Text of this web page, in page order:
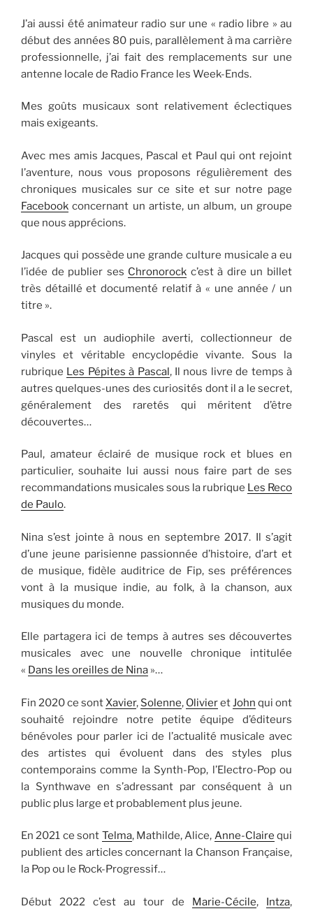
J’ai aussi été animateur radio sur une « radio libre » au
début des années 80 puis, parallèlement à ma carrière
professionnelle, j’ai fait des remplacements sur une
antenne locale de Radio France les Week-Ends.
Mes goûts musicaux sont relativement éclectiques
mais exigeants.
Avec mes amis Jacques, Pascal et Paul qui ont rejoint
l’aventure, nous vous proposons régulièrement des
chroniques musicales sur ce site et sur notre page
Facebook concernant un artiste, un album, un groupe
que nous apprécions.
Jacques qui possède une grande culture musicale a eu
l’idée de publier ses Chronorock c’est à dire un billet
très détaillé et documenté relatif à « une année / un
titre ».
Pascal est un audiophile averti, collectionneur de
vinyles et véritable encyclopédie vivante. Sous la
rubrique Les Pépites à Pascal, Il nous livre de temps à
autres quelques-unes des curiosités dont il a le secret,
généralement des raretés qui méritent d’être
découvertes…
Paul, amateur éclairé de musique rock et blues en
particulier, souhaite lui aussi nous faire part de ses
recommandations musicales sous la rubrique Les Reco
de Paulo.
Nina s’est jointe à nous en septembre 2017. Il s’agit
d’une jeune parisienne passionnée d’histoire, d’art et
de musique, fidèle auditrice de Fip, ses préférences
vont à la musique indie, au folk, à la chanson, aux
musiques du monde.
Elle partagera ici de temps à autres ses découvertes
musicales avec une nouvelle chronique intitulée
« Dans les oreilles de Nina »…
Fin 2020 ce sontXavier, Solenne, OlivieretJohn qui ont
souhaité rejoindre notre petite équipe d’éditeurs
bénévoles pour parler ici de l’actualité musicale avec
des artistes qui évoluent dans des styles plus
contemporains comme la Synth-Pop, l’Electro-Pop ou
la Synthwave en s’adressant par conséquent à un
public plus large et probablement plus jeune.
En 2021 ce sont Telma, Mathilde, Alice, Anne-Claire qui
publient des articles concernant la Chanson Française,
la Pop ou le Rock-Progressif…
Début 2022 c’est au tour de Marie-Cécile, Intza,